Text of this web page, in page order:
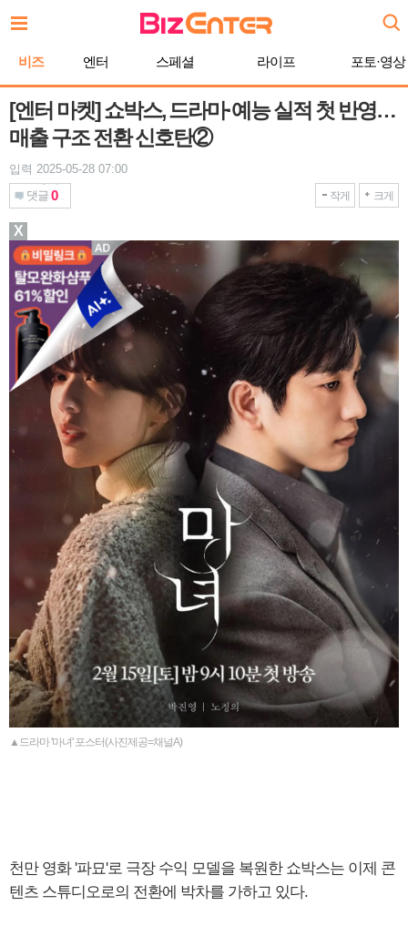
문
기
비즈 엔터 스페셜 라이프 포토·영상
[엔터 마켓] 쇼박스, 드라마·예능 실적 첫 반영…
매출 구조 전환 신호탄②
입력 2025-05-28 07:00
댓글 0 작게 크게
▲드라마 '마녀' 포스터(사진제공=채널A)
천만 영화 '파묘'로 극장 수익 모델을 복원한 쇼박스는 이제 콘
텐츠 스튜디오로의 전환에 박차를 가하고 있다.
X